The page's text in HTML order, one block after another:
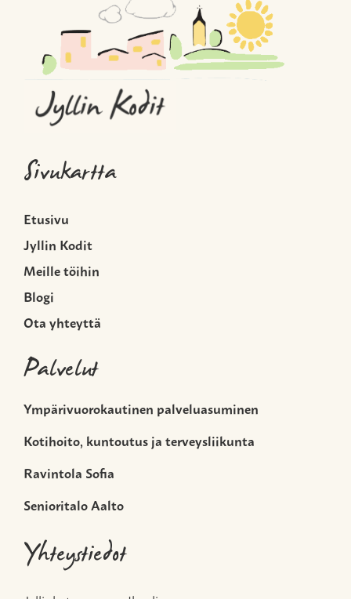
Sivukartta
Etusivu
Jyllin Kodit
Meille töihin
Blogi
Ota yhteyttä
Palvelut
Ympärivuorokautinen palveluasuminen
Kotihoito, kuntoutus ja terveysliikunta
Ravintola Sofia
Senioritalo Aalto
Yhteystiedot